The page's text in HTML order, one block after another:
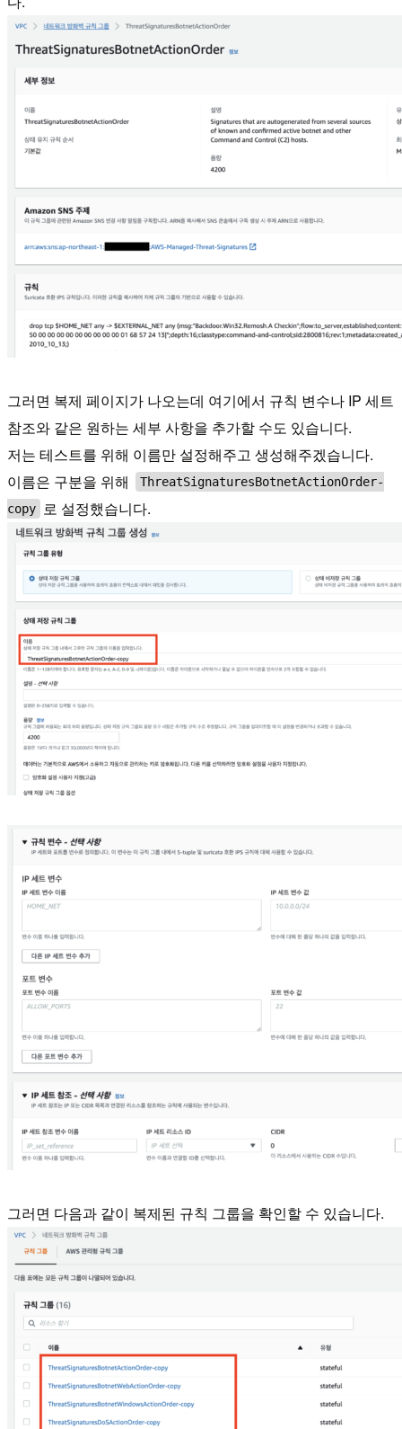
그러면 복제 페이지가 나오는데 여기에서 규칙 변수나 IP 세트
참조와 같은 원하는 세부 사항을 추가할 수도 있습니다.
저는 테스트를 위해 이름만 설정해주고 생성해주겠습니다.
이름은 구분을 위해
ThreatSignaturesBotnetActionOrder-
copy 로 설정했습니다.
그러면 다음과 같이 복제된 규칙 그룹을 확인할 수 있습니다.